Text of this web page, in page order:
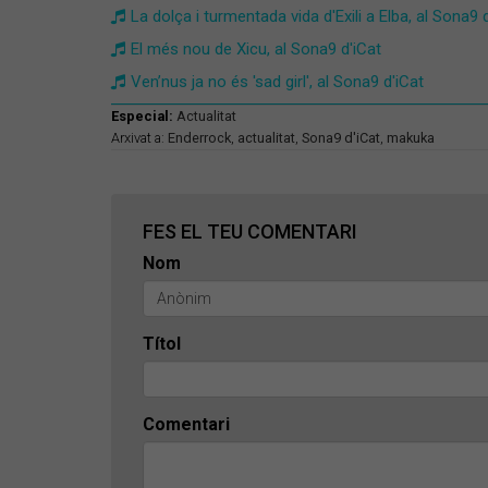
La dolça i turmentada vida d'Exili a Elba, al Sona9
El més nou de Xicu, al Sona9 d'iCat
Ven’nus ja no és 'sad girl', al Sona9 d'iCat
Especial: Actualitat
Arxivat a: Enderrock actualitat Sona9 d'iCat makuka
FES EL TEU COMENTARI
Nom
Títol
Comentari